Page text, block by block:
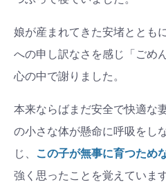
娘が産まれてきた安堵ととも
への申し訳なさを感じ「ごめ
心の中で謝りました。
本来ならばまだ安全で快適な
の小さな体が懸命に呼吸をし
じ、
この子が無事に育つため
強く思ったことを覚えています